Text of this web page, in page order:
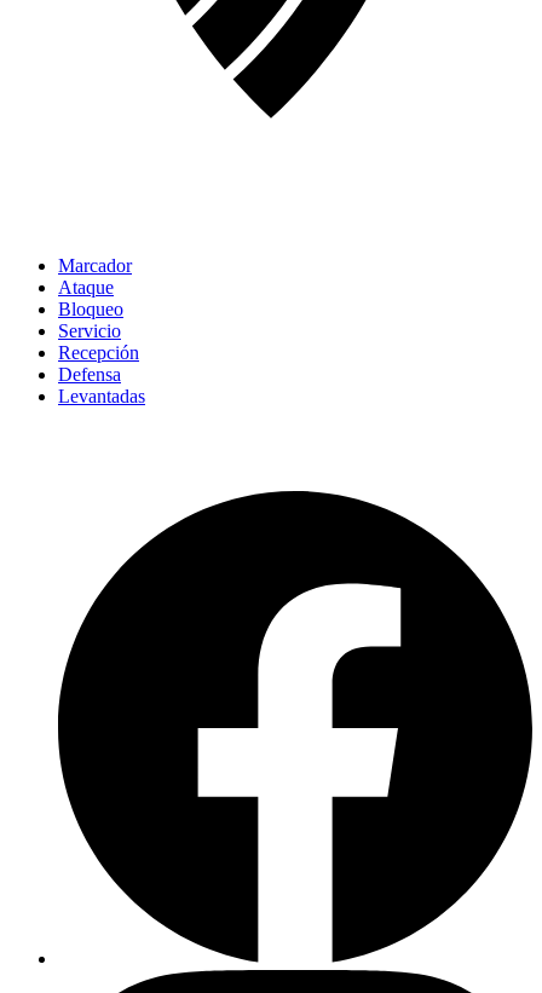
Marcador
Ataque
Bloqueo
Servicio
Recepción
Defensa
Levantadas